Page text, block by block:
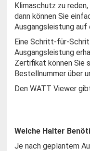
Klimaschutz zu
dann können Sie
Ausgangsleistung auf
Eine Schritt-für-
Ausgangsleistung
Zertifikat können Sie
Bestellnummer über
Den WATT Viewer
Welche Halter
Je nach geplantem